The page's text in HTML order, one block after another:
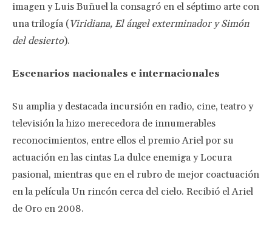
imagen y Luis Buñuel la consagró en el séptimo arte con
una trilogía (Viridiana, El ángel exterminador y Simón
del desierto).
Escenarios nacionales e internacionales
Su amplia y destacada incursión en radio, cine, teatro y
televisión la hizo merecedora de innumerables
reconocimientos, entre ellos el premio Ariel por su
actuación en las cintas La dulce enemiga y Locura
pasional, mientras que en el rubro de mejor coactuación
en la película Un rincón cerca del cielo. Recibió el Ariel
de Oro en 2008.